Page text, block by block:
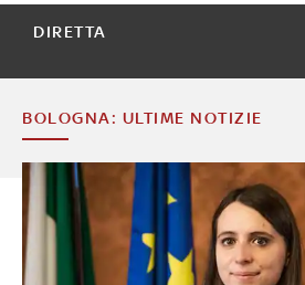
DIRETTA
BOLOGNA: ULTIME NOTIZIE